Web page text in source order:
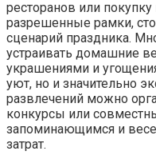
ресторанов или
разрешенные рамки,
сценарий праздника.
устраивать домашние
украшениями и
уют, но и значительно
развлечений можно
конкурсы или
запоминающимся и
затрат.